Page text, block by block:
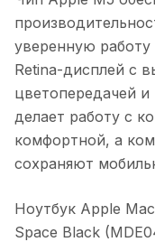
уверенную
Retina-дисплей с
цветопередачей
делает работу с
комфортной, а
сохраняют
Ноутбук Apple
Space Black